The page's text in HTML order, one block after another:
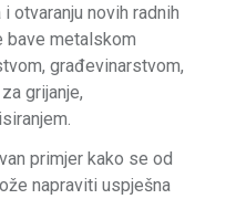
otvaranju novih radnih
bave metalskom
građevinarstvom,
grijanje,
primjer kako se od
napraviti uspješna